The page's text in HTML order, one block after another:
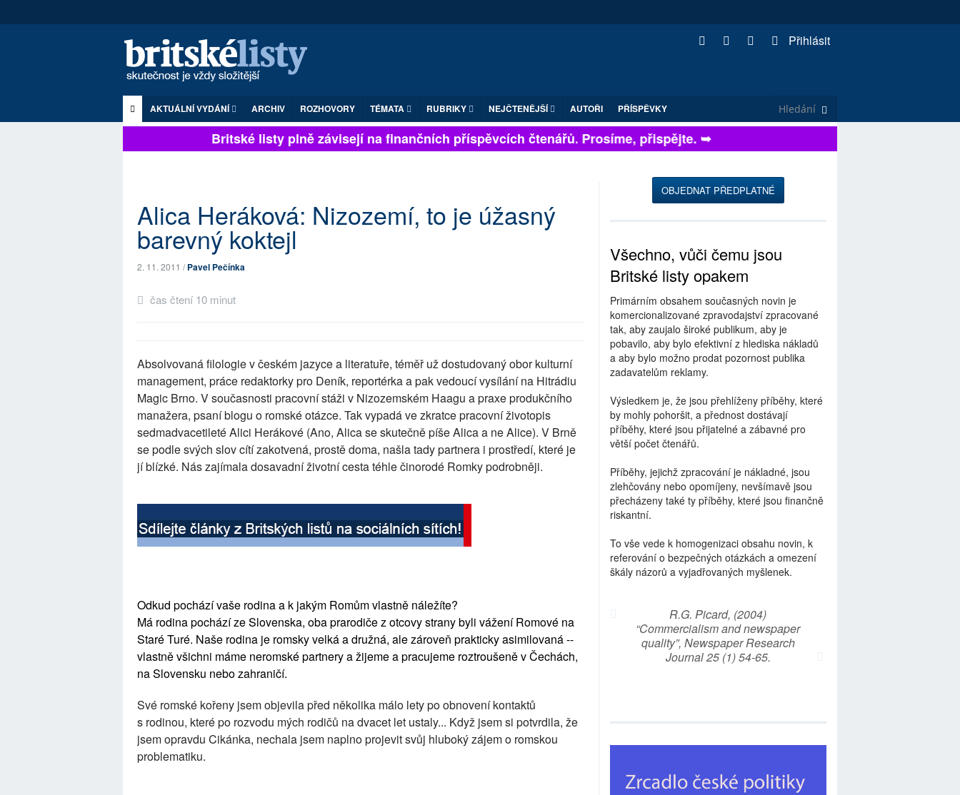
Přihlásit
AKTUÁLNÍ VYDÁNÍ ARCHIV ROZHOVORY TÉMATA RUBRIKY NEJČTENĚJŠÍ AUTOŘI PŘÍSPĚVKY
Britské listy plně závisejí na finančních příspěvcích čtenářů. Prosíme, přispějte. ➥
Alica Heráková: Nizozemí, to je úžasný
barevný koktejl
2. 11. 2011 /Pavel Pečínka
čas čtení 10 minut
Absolvovaná filologie v českém jazyce a literatuře, téměř už dostudovaný obor kulturní
management, práce redaktorky pro Deník, reportérka a pak vedoucí vysílání na Hitrádiu
Magic Brno. V současnosti pracovní stáži v Nizozemském Haagu a praxe produkčního
manažera, psaní blogu o romské otázce. Tak vypadá ve zkratce pracovní životopis
sedmadvacetileté Alici Herákové (Ano, Alica se skutečně píše Alica a ne Alice). V Brně
se podle svých slov cítí zakotvená, prostě doma, našla tady partnera i prostředí, které je
jí blízké. Nás zajímala dosavadní životní cesta téhle činorodé Romky podrobněji.
Odkud pochází vaše rodina a k jakým Romům vlastně náležíte?
Má rodina pochází ze Slovenska, oba prarodiče z otcovy strany byli vážení Romové na
Staré Turé. Naše rodina je romsky velká a družná, ale zároveň prakticky asimilovaná --
vlastně všichni máme neromské partnery a žijeme a pracujeme roztroušeně v Čechách,
na Slovensku nebo zahraničí.
Své romské kořeny jsem objevila před několika málo lety po obnovení kontaktů
s rodinou, které po rozvodu mých rodičů na dvacet let ustaly... Když jsem si potvrdila, že
jsem opravdu Cikánka, nechala jsem naplno projevit svůj hluboký zájem o romskou
problematiku.
OBJEDNAT PŘEDPLATNÉ
Všechno, vůči čemu jsou
Britské listy opakem
Primárním obsahem současných novin je
komercionalizované zpravodajství zpracované
tak, aby zaujalo široké publikum, aby je
pobavilo, aby bylo efektivní z hlediska nákladů
a aby bylo možno prodat pozornost publika
zadavatelům reklamy.
Výsledkem je, že jsou přehlíženy příběhy, které
by mohly pohoršit, a přednost dostávají
příběhy, které jsou přijatelné a zábavné pro
větší počet čtenářů.
Příběhy, jejichž zpracování je nákladné, jsou
zlehčovány nebo opomíjeny, nevšímavě jsou
přecházeny také ty příběhy, které jsou finančně
riskantní.
To vše vede k homogenizaci obsahu novin, k
referování o bezpečných otázkách a omezení
škály názorů a vyjadřovaných myšlenek.
R.G. Picard, (2004)
“Commercialism and newspaper
quality”, Newspaper Research
Journal 25 (1) 54-65.